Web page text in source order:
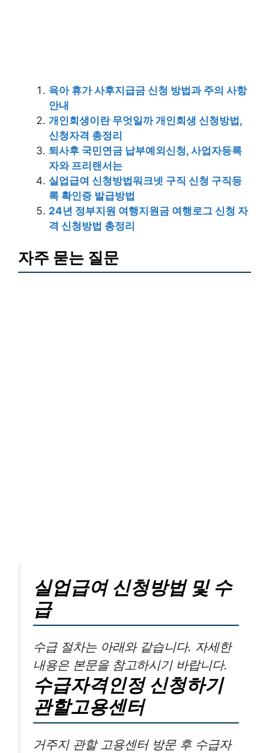
육아 휴가 사후지급금 신청 방법과 주의 사항
안내
개인회생이란 무엇일까 개인회생 신청방법,
신청자격 총정리
퇴사후 국민연금 납부예외신청, 사업자등록
자와 프리랜서는
실업급여 신청방법워크넷 구직 신청 구직등
록 확인증 발급방법
24년 정부지원 여행지원금 여행로그 신청 자
격 신청방법 총정리
자주 묻는 질문
실업급여 신청방법 및 수
급
수급 절차는 아래와 같습니다. 자세한
내용은 본문을 참고하시기 바랍니다.
수급자격인정 신청하기
관할고용센터
거주지 관할 고용센터 방문 후 수급자